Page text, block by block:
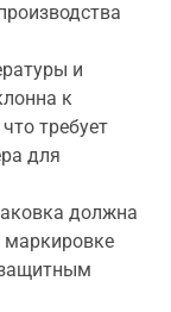
и
к
требует
для
должна
маркировке